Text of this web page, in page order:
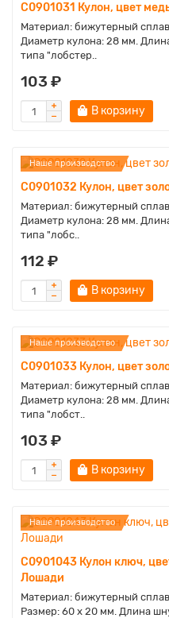
C0901031 Кулон, цвет
Материал: бижутерный
Диаметр кулона: 28 мм.
типа "лобстер..
103 ₽
В корзину
Наше производство
C0901032 Кулон, цвет
Материал: бижутерный
Диаметр кулона: 28 мм.
типа "лобс..
112 ₽
В корзину
Наше производство
C0901033 Кулон, цвет
Материал: бижутерный
Диаметр кулона: 28 мм.
типа "лобст..
103 ₽
В корзину
Наше производство
C0901043 Кулон ключ,
Лошади
Материал: бижутерный
Размер: 60 x 20 мм. Длина